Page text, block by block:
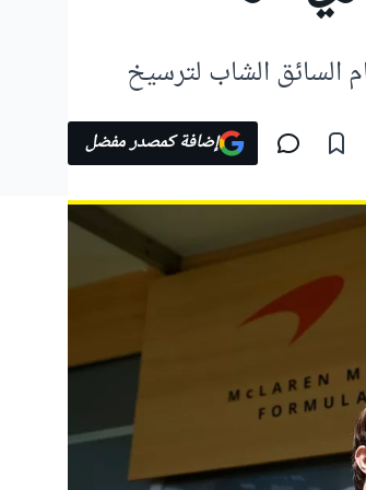
السائق الشاب لترسيخ
إضافة كمصدر مفضل